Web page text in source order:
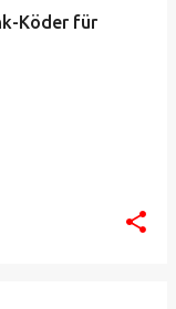
Köder für